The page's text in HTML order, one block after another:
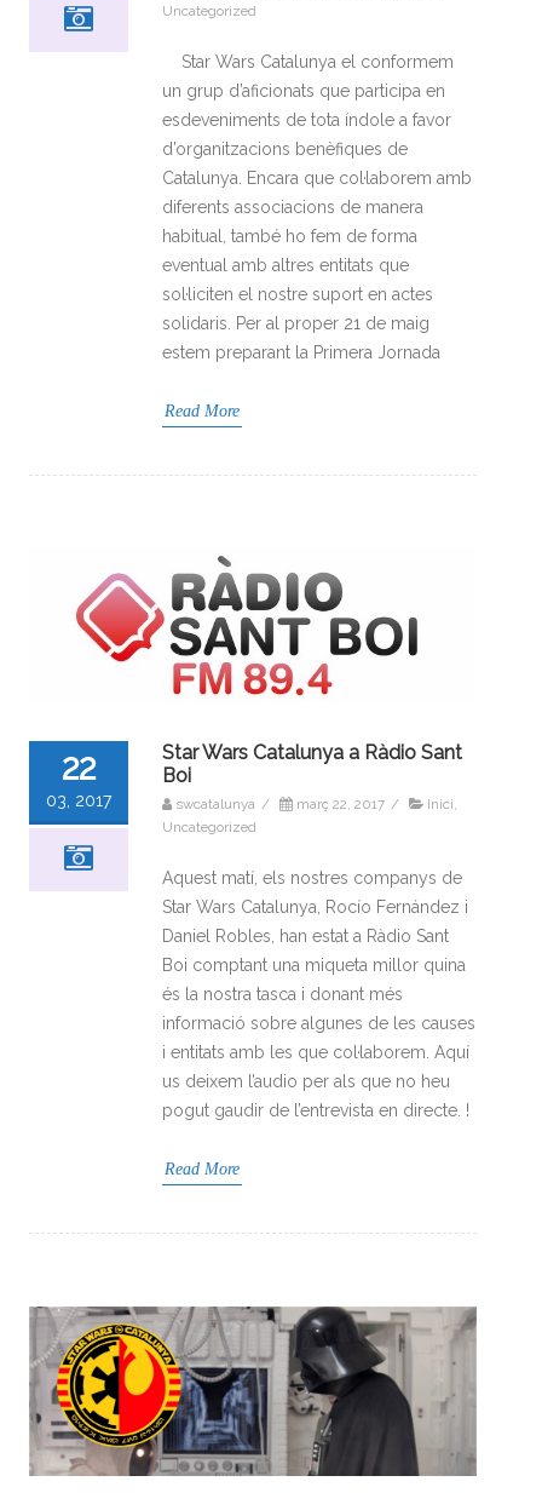
Uncategorized
Star Wars Catalunya el conformem
un grup d’aficionats que participa en
esdeveniments de tota índole a favor
d’organitzacions benèfiques de
Catalunya. Encara que col·laborem amb
diferents associacions de manera
habitual, també ho fem de forma
eventual amb altres entitats que
sol·liciten el nostre suport en actes
solidaris. Per al proper 21 de maig
estem preparant la Primera Jornada
Read More
22
03, 2017
Star Wars Catalunya a Ràdio Sant
Boi
swcatalunya / març 22, 2017 / Inici
Uncategorized
Aquest matí, els nostres companys de
Star Wars Catalunya, Rocío Fernández i
Daniel Robles, han estat a Ràdio Sant
Boi comptant una miqueta millor quina
és la nostra tasca i donant més
informació sobre algunes de les causes
i entitats amb les que col·laborem. Aquí
us deixem l’audio per als que no heu
pogut gaudir de l’entrevista en directe. !
Read More